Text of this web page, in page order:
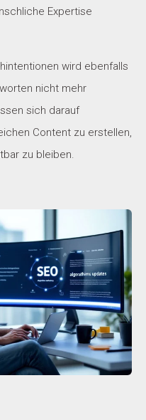
Expertise
wird ebenfalls
nicht mehr
sich darauf
Content zu erstellen,
zu bleiben.